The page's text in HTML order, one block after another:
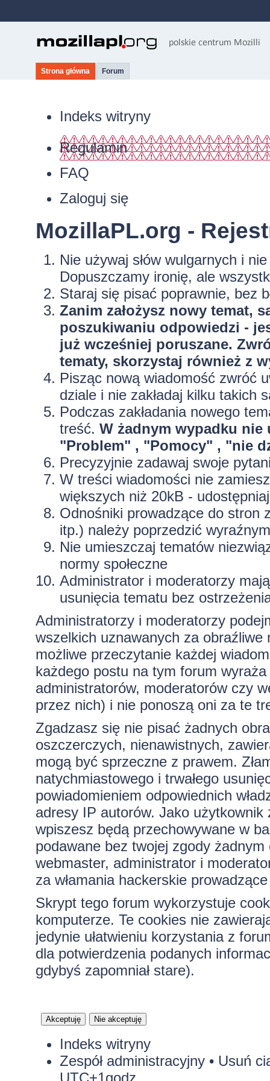
Strona główna Forum
Indeks witryny
Regulamin
FAQ
Zaloguj się
MozillaPL.org -
Nie używaj słów wulgarnych i
Dopuszczamy ironię, ale
Staraj się pisać poprawnie, bez
Zanim założysz nowy temat,
poszukiwaniu odpowiedzi -
już wcześniej poruszane.
tematy, skorzystaj również z
Pisząc nową wiadomość zwróć
dziale i nie zakładaj kilku takich
Podczas zakładania nowego
treść. W żadnym wypadku
"Problem" , "Pomocy" , "nie
Precyzyjniezadawaj swoje
W treści wiadomości nie
większych niż 20kB -
Odnośniki prowadzące do stron
itp.) należy poprzedzić
Nie umieszczaj tematów
normy społeczne
Administrator i moderatorzy
usunięcia tematu bez
Administratorzy i moderatorzy
wszelkich uznawanych za obraźliwe
możliwe przeczytanie każdej
każdego postu na tym forum
administratorów, moderatorów czy
przez nich) i nie ponoszą oni za te
Zgadzasz się nie pisać żadnych
oszczerczych, nienawistnych,
mogą być sprzeczne z prawem.
natychmiastowego i trwałego
powiadomieniem odpowiednich
adresy IP autorów. Jako
wpiszesz będą przechowywane w
podawane bez twojej zgody
webmaster, administrator i
za włamania hackerskie
Skrypt tego forum wykorzystuje
komputerze. Te cookies nie
jedynie ułatwieniu korzystania z
dla potwierdzenia podanych
gdybyś zapomniał stare).
Indeks witryny
Zespół administracyjny• Usuń
UTC+1godz.